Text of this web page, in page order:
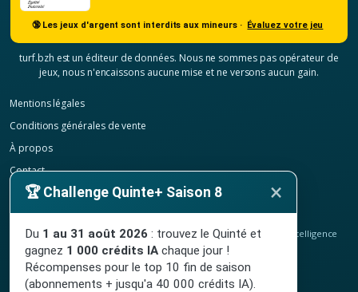
🔞 Les jeux d'argent sont interdits aux mineurs · Évaluez votre jeu
turf.bzh est un éditeur de données. Nous ne sommes pas opérateur de
jeux, nous n'encaissons aucune mise et ne versons aucun gain.
Mentions légales
Conditions générales de vente
À propos
Contact
Confidentialité
Résilier mon abonnement
© 2020-2026 TURF.bzh, analyses hippiques, classement ELO et intelligence
artificielle.
Site indépendant, sans lien avec le PMU. Jeu interdit aux mineurs.
🏆 Challenge Quinte+ Saison 8 ×
Du 1 au 31 août 2026 : trouvez le Quinté et
gagnez 1 000 crédits IA chaque jour !
Récompenses pour le top 10 fin de saison
(abonnements + jusqu'a 40 000 crédits IA).